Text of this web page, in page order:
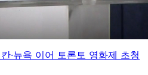
·뉴욕 이어 토론토 영화제 초청